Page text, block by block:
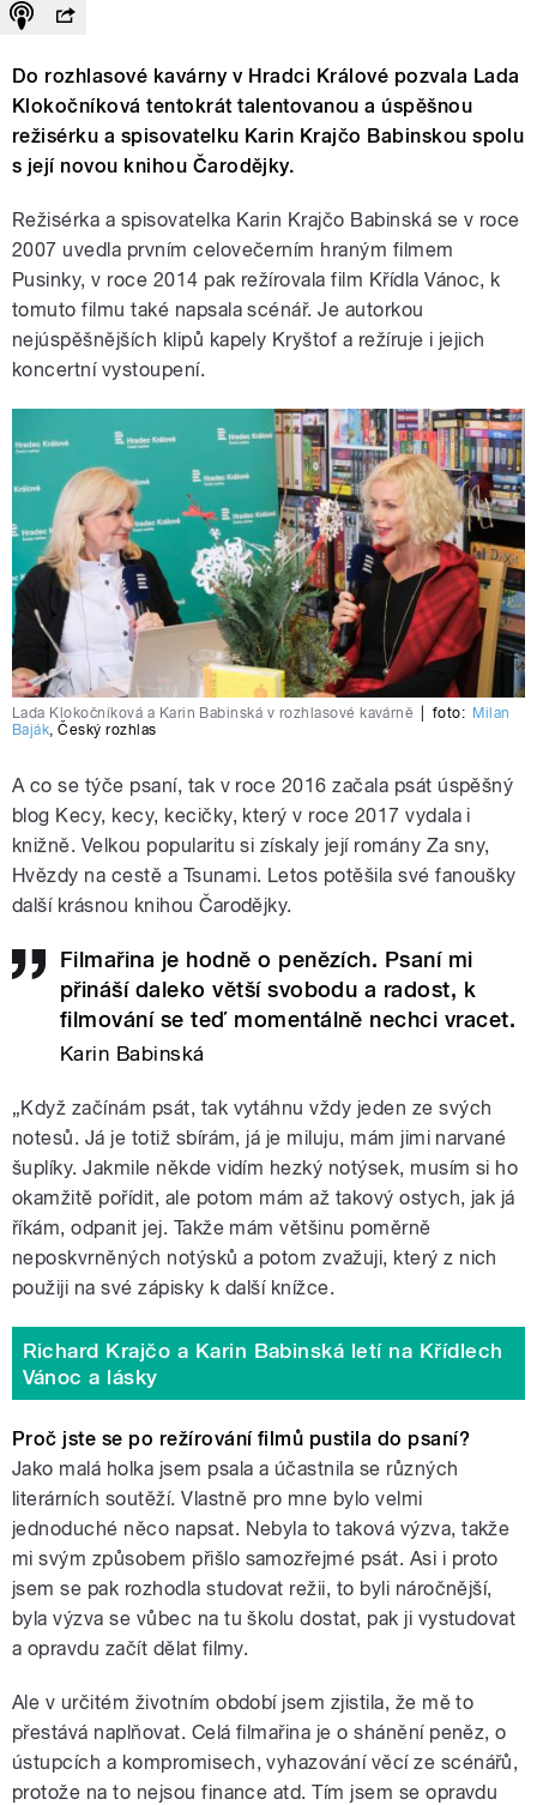
Do rozhlasové kavárny v Hradci Králové pozvala Lada
Klokočníková tentokrát talentovanou a úspěšnou
režisérku a spisovatelku Karin Krajčo Babinskou spolu
s její novou knihou Čarodějky.
Režisérka a spisovatelka Karin Krajčo Babinská se v roce
2007 uvedla prvním celovečerním hraným filmem
Pusinky, v roce 2014 pak režírovala film Křídla Vánoc, k
tomuto filmu také napsala scénář. Je autorkou
nejúspěšnějších klipů kapely Kryštof a režíruje i jejich
koncertní vystoupení.
Lada Klokočníková a Karin Babinská v rozhlasové kavárně foto: Milan
Baják,Český rozhlas
A co se týče psaní, tak v roce 2016 začala psát úspěšný
blog Kecy, kecy, kecičky, který v roce 2017 vydala i
knižně. Velkou popularitu si získaly její romány Za sny,
Hvězdy na cestě a Tsunami. Letos potěšila své fanoušky
další krásnou knihou Čarodějky.
Filmařina je hodně o penězích. Psaní mi
přináší daleko větší svobodu a radost, k
filmování se teď momentálně nechci vracet.
Karin Babinská
„Když začínám psát, tak vytáhnu vždy jeden ze svých
notesů. Já je totiž sbírám, já je miluju, mám jimi narvané
šuplíky. Jakmile někde vidím hezký notýsek, musím si ho
okamžitě pořídit, ale potom mám až takový ostych, jak já
říkám, odpanit jej. Takže mám většinu poměrně
neposkvrněných notýsků a potom zvažuji, který z nich
použiji na své zápisky k další knížce.
Richard Krajčo a Karin Babinská letí na Křídlech
Vánoc a lásky
Proč jste se po režírování filmů pustila do psaní?
Jako malá holka jsem psala a účastnila se různých
literárních soutěží. Vlastně pro mne bylo velmi
jednoduché něco napsat. Nebyla to taková výzva, takže
mi svým způsobem přišlo samozřejmé psát. Asi i proto
jsem se pak rozhodla studovat režii, to byli náročnější,
byla výzva se vůbec na tu školu dostat, pak ji vystudovat
a opravdu začít dělat filmy.
Ale v určitém životním období jsem zjistila, že mě to
přestává naplňovat. Celá filmařina je o shánění peněz, o
ústupcích a kompromisech, vyhazování věcí ze scénářů,
protože na to nejsou finance atd. Tím jsem se opravdu